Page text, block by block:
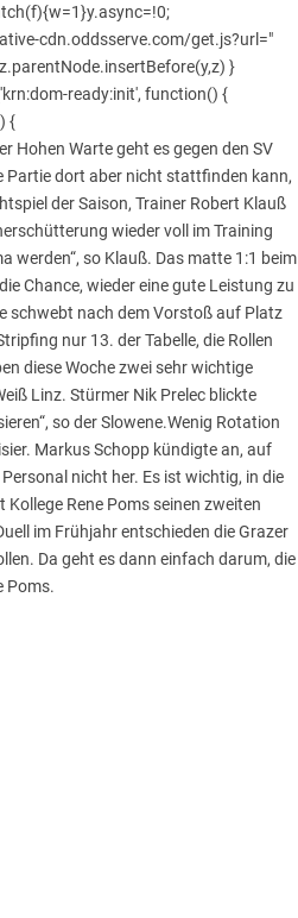
cdn.oddsserve.com/get.js?url="
}
ready:init', function() {
{
Hohen Warte geht es gegen den SV
Partie dort aber nicht stattfinden kann,
der Saison, Trainer Robert Klauß
wieder voll im Training
werden“, so Klauß. Das matte 1:1 beim
Chance, wieder eine gute Leistung zu
schwebt nach dem Vorstoß auf Platz
nur 13. der Tabelle, die Rollen
diese Woche zwei sehr wichtige
Linz. Stürmer Nik Prelec blickte
so der Slowene.Wenig Rotation
Markus Schopp kündigte an, auf
nicht her. Es ist wichtig, in die
Rene Poms seinen zweiten
im Frühjahr entschieden die Grazer
Da geht es dann einfach darum, die
Poms.